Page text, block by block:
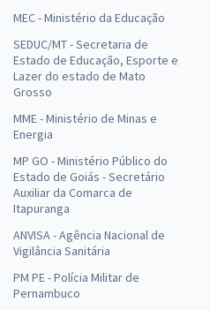
MEC - Ministério da Educação
SEDUC/MT - Secretaria de
Estado de Educação, Esporte e
Lazer do estado de Mato
Grosso
MME - Ministério de Minas e
Energia
MP GO - Ministério Público do
Estado de Goiás - Secretário
Auxiliar da Comarca de
Itapuranga
ANVISA - Agência Nacional de
Vigilância Sanitária
PM PE - Polícia Militar de
Pernambuco